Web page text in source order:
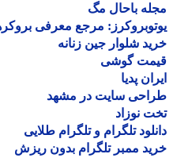
باحال مگ
مرجع معرفی بروکرها
شلوار جین زنانه
گوشی
پدیا
سایت در مشهد
نوزاد
تلگرام و تلگرام طلایی
ممبر تلگرام بدون ریزش